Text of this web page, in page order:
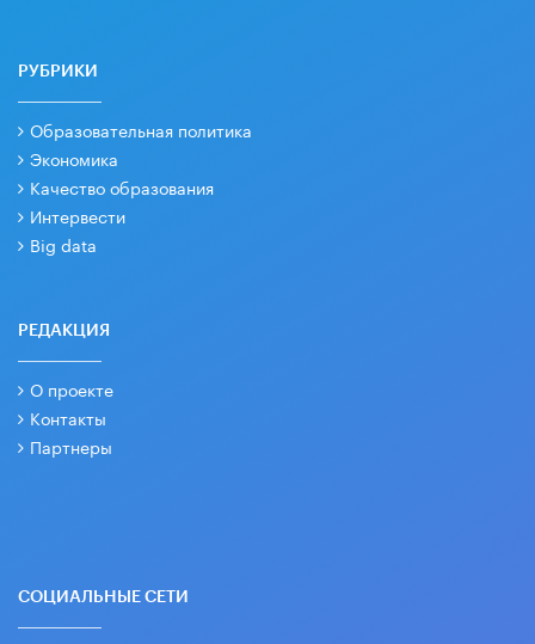
РУБРИКИ
Образовательная политика
Экономика
Качество образования
Интервести
Big data
РЕДАКЦИЯ
О проекте
Контакты
Партнеры
СОЦИАЛЬНЫЕ СЕТИ